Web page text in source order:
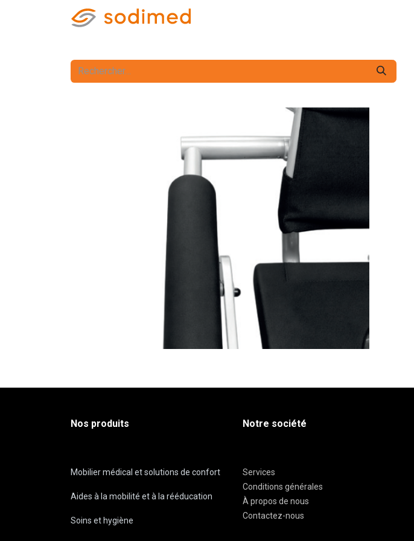
Nos produits
Mobilier médical et solutions de confort
Aides à la mobilité et à la rééducation
Soins et hygiène
Notre société
Services
Conditions générales
À propos de nous
Contactez-nous